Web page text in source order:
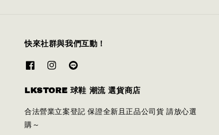
快來社群與我們互動！
LKSTORE 球鞋 潮流 選貨商店
合法營業立案登記 保證全新且正品公司貨 請放心選
購～